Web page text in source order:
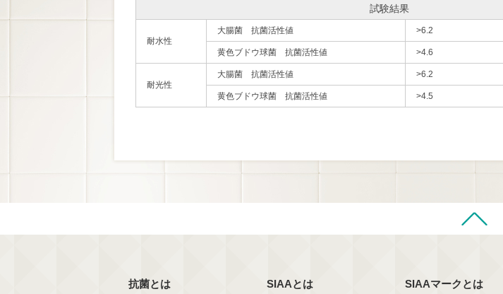
試験結果
耐水性
大腸菌 抗菌活性値 >6.2
黄色ブドウ球菌 抗菌活性値 >4.6
耐光性
大腸菌 抗菌活性値 >6.2
黄色ブドウ球菌 抗菌活性値 >4.5
抗菌とは SIAAとは SIAAマークとは